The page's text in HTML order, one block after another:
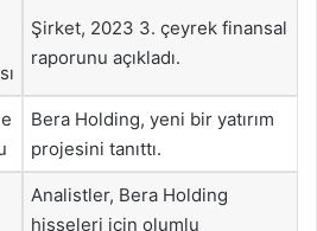
Şirket, 2023 3. çeyrek finansal
raporunu açıkladı.
Bera Holding, yeni bir yatırım
projesini tanıttı.
Analistler, Bera Holding
hisseleri için olumlu